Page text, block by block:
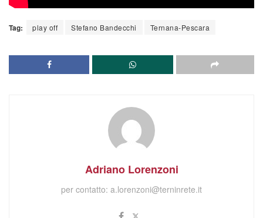
Tag: play off Stefano Bandecchi Ternana-Pescara
Adriano Lorenzoni
per contatto: a.lorenzoni@terninrete.it